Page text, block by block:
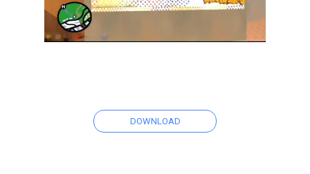
DOWNLOAD